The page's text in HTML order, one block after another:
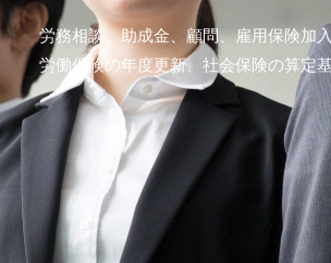
労務相談、助成金、顧問、雇用保険加
労働保険の年度更新、社会保険の算定